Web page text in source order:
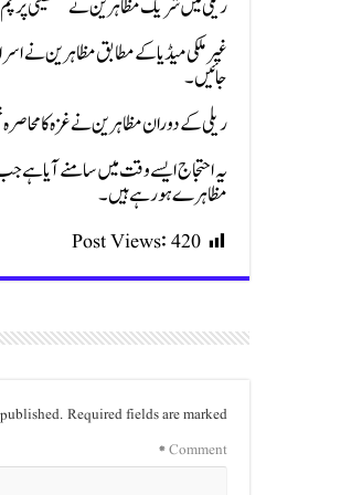
غیر ملکی میڈیا کے مطابق مظاہرین نے
جائیں۔
ریلی کے دوران مظاہرین نے غزہ کا
یہ احتجاج ایسے وقت میں سامنے آیا ہے
مظاہرے ہو رہے ہیں۔
Post Views:420
Required fields are marked
Comment
*